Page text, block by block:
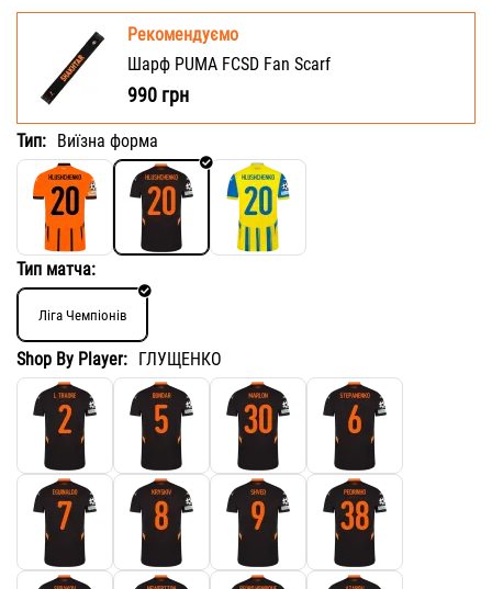
Рекомендуємо
Шарф PUMA FCSD Fan Scarf
990 грн
Тип: Виїзна форма
Тип матча:
Ліга Чемпіонів
Shop By Player: ГЛУЩЕНКО